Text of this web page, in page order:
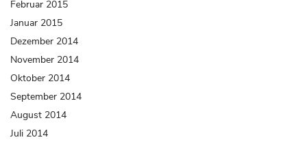
Februar 2015
Januar 2015
Dezember 2014
November 2014
Oktober 2014
September 2014
August 2014
Juli 2014